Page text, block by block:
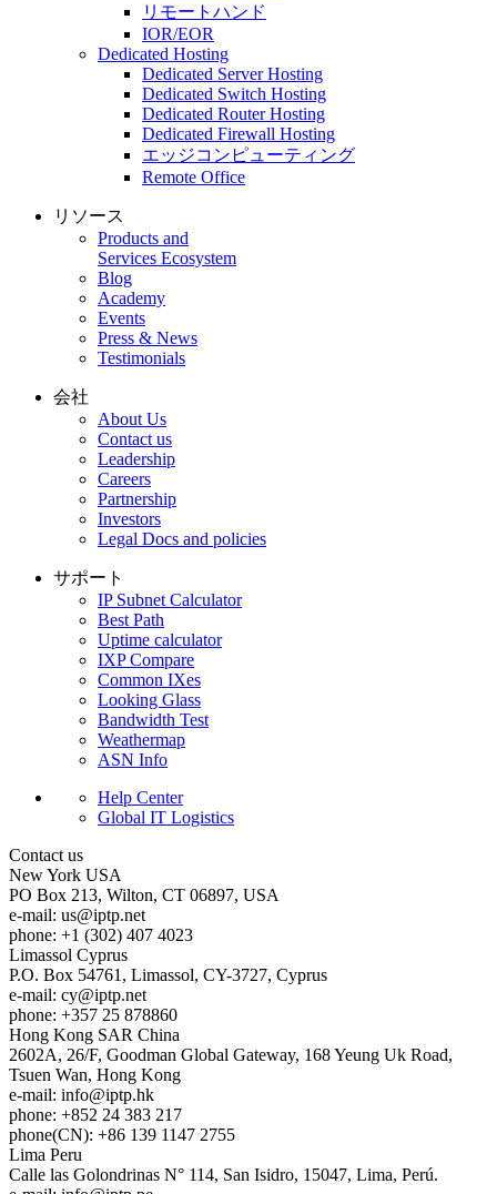
リモートハンド
IOR/EOR
Dedicated Hosting
Dedicated Server Hosting
Dedicated Switch Hosting
Dedicated Router Hosting
Dedicated Firewall Hosting
エッジコンピューティング
Remote Office
リソース
Products and
Services Ecosystem
Blog
Academy
Events
Press & News
Testimonials
会社
About Us
Contact us
Leadership
Careers
Partnership
Investors
Legal Docs and policies
サポート
IP Subnet Calculator
Best Path
Uptime calculator
IXP Compare
Common IXes
Looking Glass
Bandwidth Test
Weathermap
ASN Info
Help Center
Global IT Logistics
Contact us
New York USA
PO Box 213, Wilton, CT 06897, USA
e-mail: us
iptp.net
phone: +1 (302) 407 4023
Limassol Cyprus
P.O. Box 54761, Limassol, CY-3727, Cyprus
e-mail: cy
iptp.net
phone: +357 25 878860
Hong Kong SAR China
2602A, 26/F, Goodman Global Gateway, 168 Yeung Uk Road,
Tsuen Wan, Hong Kong
e-mail: info
iptp.hk
phone: +852 24 383 217
phone(CN): +86 139 1147 2755
Lima Peru
Calle las Golondrinas N° 114, San Isidro, 15047, Lima, Perú.